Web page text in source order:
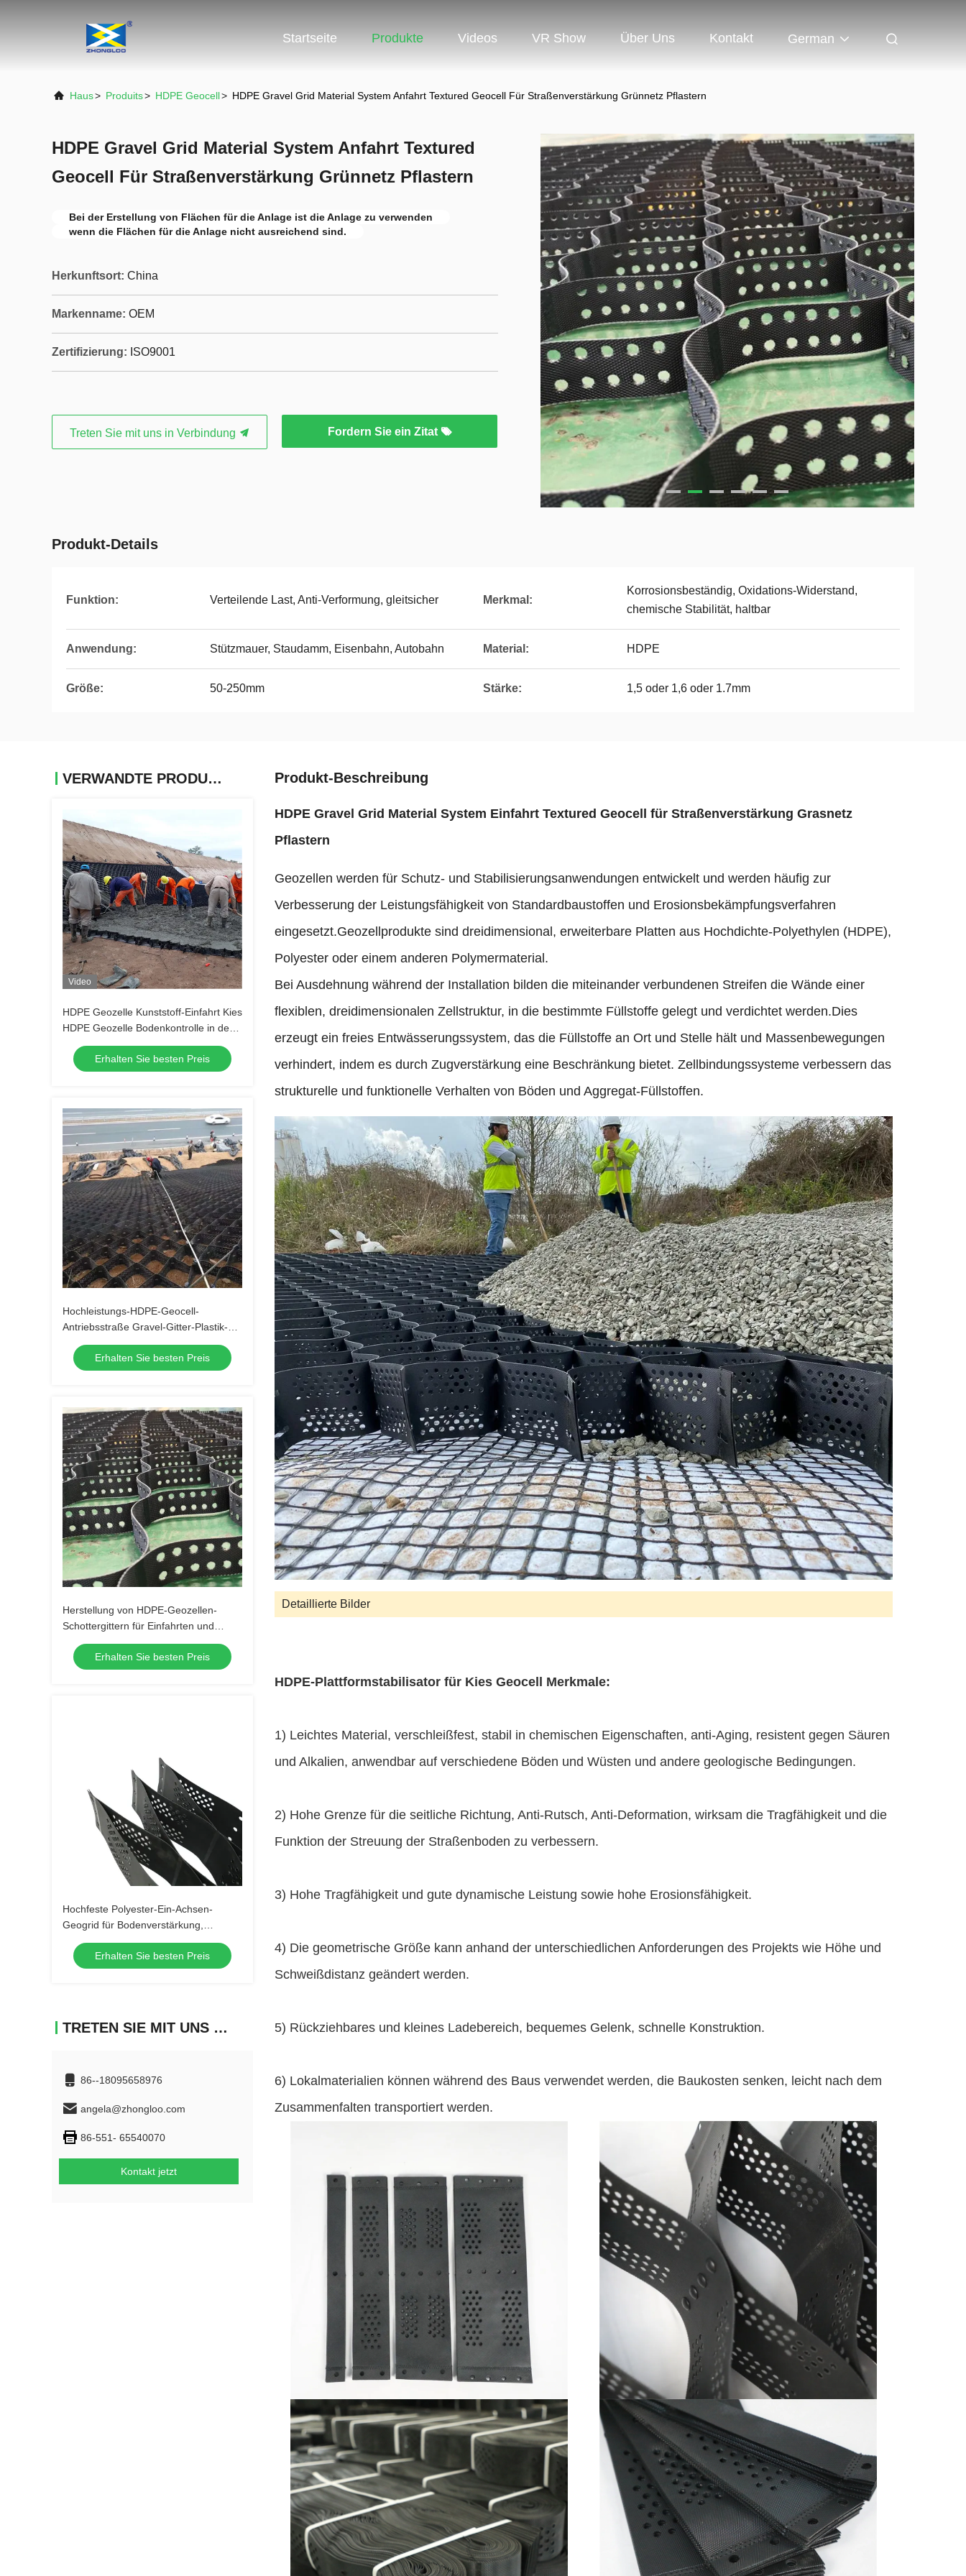
Startseite Produkte Videos VR Show Über Uns Kontakt German
Haus> Produits> HDPE Geocell> HDPE Gravel Grid Material System Anfahrt Textured Geocell Für Straßenverstärkung Grünnetz Pflastern
HDPE Gravel Grid Material System Anfahrt Textured
Geocell Für Straßenverstärkung Grünnetz Pflastern
Bei der Erstellung von Flächen für die Anlage ist die Anlage zu verwenden
wenn die Flächen für die Anlage nicht ausreichend sind.
Herkunftsort: China
Markenname: OEM
Zertifizierung: ISO9001
Treten Sie mit uns in Verbindung Fordern Sie ein Zitat
Produkt-Details
Funktion: Verteilende Last, Anti-Verformung, gleitsicher Merkmal:
Korrosionsbeständig, Oxidations-Widerstand,
chemische Stabilität, haltbar
Anwendung: Stützmauer, Staudamm, Eisenbahn, Autobahn Material: HDPE
Größe: 50-250mm Stärke: 1,5 oder 1,6 oder 1.7mm
VERWANDTE PRODUKTE
Video
HDPE Geozelle Kunststoff-Einfahrt Kies
HDPE Geozelle Bodenkontrolle in der
Straße zur Straßenverstärkung
Böschungsschutz Erosionsschutz Kies
Autobahn
Erhalten Sie besten Preis
Hochleistungs-HDPE-Geocell-
Antriebsstraße Gravel-Gitter-Plastik-
Geocell-System zur
Bodenstabilisierung und
Stützwandverstärkung
Erhalten Sie besten Preis
Herstellung von HDPE-Geozellen-
Schottergittern für Einfahrten und
Zufahrtswege
Erhalten Sie besten Preis
Hochfeste Polyester-Ein-Achsen-
Geogrid für Bodenverstärkung,
Geozellunterstützung und
verschiedene Anwendungen im
Bauwesen Langlebig, zuverlässig und
Erhalten Sie besten Preis
TRETEN SIE MIT UNS IN VERBINDUNG
86--18095658976
angela@zhongloo.com
86-551- 65540070
Kontakt jetzt
Produkt-Beschreibung
HDPE Gravel Grid Material System Einfahrt Textured Geocell für Straßenverstärkung Grasnetz
Pflastern
Geozellen werden für Schutz- und Stabilisierungsanwendungen entwickelt und werden häufig zur
Verbesserung der Leistungsfähigkeit von Standardbaustoffen und Erosionsbekämpfungsverfahren
eingesetzt.Geozellprodukte sind dreidimensional, erweiterbare Platten aus Hochdichte-Polyethylen (HDPE),
Polyester oder einem anderen Polymermaterial.
Bei Ausdehnung während der Installation bilden die miteinander verbundenen Streifen die Wände einer
flexiblen, dreidimensionalen Zellstruktur, in die bestimmte Füllstoffe gelegt und verdichtet werden.Dies
erzeugt ein freies Entwässerungssystem, das die Füllstoffe an Ort und Stelle hält und Massenbewegungen
verhindert, indem es durch Zugverstärkung eine Beschränkung bietet. Zellbindungssysteme verbessern das
strukturelle und funktionelle Verhalten von Böden und Aggregat-Füllstoffen.
Detaillierte Bilder
HDPE-Plattformstabilisator für Kies Geocell Merkmale:
1) Leichtes Material, verschleißfest, stabil in chemischen Eigenschaften, anti-Aging, resistent gegen Säuren
und Alkalien, anwendbar auf verschiedene Böden und Wüsten und andere geologische Bedingungen.
2) Hohe Grenze für die seitliche Richtung, Anti-Rutsch, Anti-Deformation, wirksam die Tragfähigkeit und die
Funktion der Streuung der Straßenboden zu verbessern.
3) Hohe Tragfähigkeit und gute dynamische Leistung sowie hohe Erosionsfähigkeit.
4) Die geometrische Größe kann anhand der unterschiedlichen Anforderungen des Projekts wie Höhe und
Schweißdistanz geändert werden.
5) Rückziehbares und kleines Ladebereich, bequemes Gelenk, schnelle Konstruktion.
6) Lokalmaterialien können während des Baus verwendet werden, die Baukosten senken, leicht nach dem
Zusammenfalten transportiert werden.